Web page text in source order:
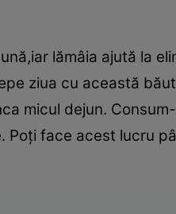
lămâia ajută la
ziua cu această
micul dejun.
Poţi face acest lucru